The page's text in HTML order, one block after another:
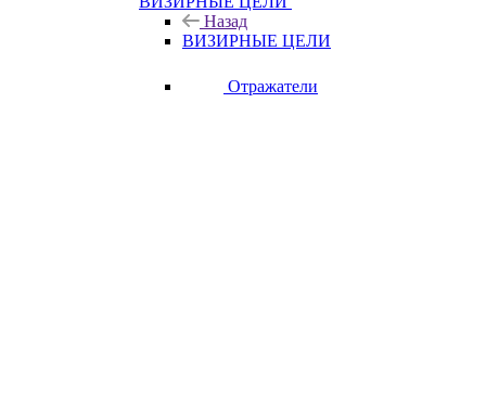
Назад
ВИЗИРНЫЕ ЦЕЛИ
Отражатели